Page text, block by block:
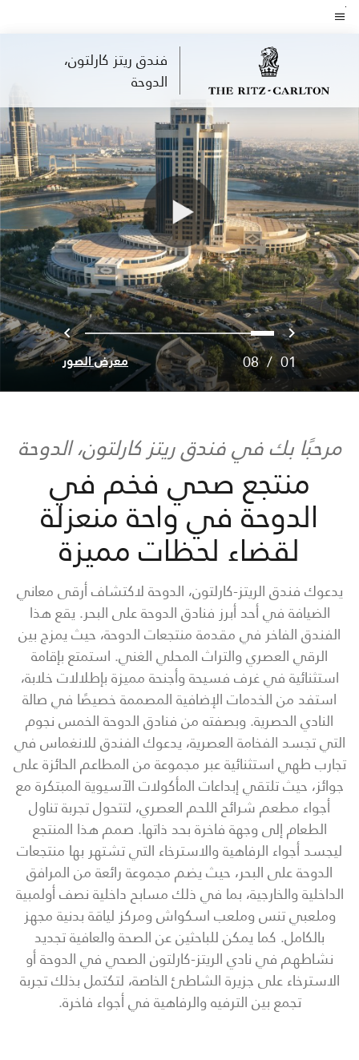
Skip
فندق ريتز كارلتون،
الدوحة
السابق
0
1
2
3
4
5
6
7 التالي
01
/
08 معرض الصور
مرحبًا بك في فندق ريتز كارلتون، الدوحة
منتجع صحي فخم في
الدوحة في واحة منعزلة
لقضاء لحظات مميزة
يدعوك فندق الريتز-كارلتون، الدوحة لاكتشاف أرقى معاني
الضيافة في أحد أبرز فنادق الدوحة على البحر. يقع هذا
الفندق الفاخر في مقدمة منتجعات الدوحة، حيث يمزج بين
الرقي العصري والتراث المحلي الغني. استمتع بإقامة
استثنائية في غرف فسيحة وأجنحة مميزة بإطلالات خلابة،
استفد من الخدمات الإضافية المصممة خصيصًا في صالة
النادي الحصرية. وبصفته من فنادق الدوحة الخمس نجوم
التي تجسد الفخامة العصرية، يدعوك الفندق للانغماس في
تجارب طهي استثنائية عبر مجموعة من المطاعم الحائزة على
جوائز، حيث تلتقي إبداعات المأكولات الآسيوية المبتكرة مع
أجواء مطعم شرائح اللحم العصري، لتتحول تجربة تناول
الطعام إلى وجهة فاخرة بحد ذاتها. صمم هذا المنتجع
ليجسد أجواء الرفاهية والاسترخاء التي تشتهر بها منتجعات
الدوحة على البحر، حيث يضم مجموعة رائعة من المرافق
الداخلية والخارجية، بما في ذلك مسابح داخلية نصف أولمبية
وملعبي تنس وملعب اسكواش ومركز لياقة بدنية مجهز
بالكامل. كما يمكن للباحثين عن الصحة والعافية تجديد
نشاطهم في نادي الريتز-كارلتون الصحي في الدوحة أو
الاسترخاء على جزيرة الشاطئ الخاصة، لتكتمل بذلك تجربة
تجمع بين الترفيه والرفاهية في أجواء فاخرة.